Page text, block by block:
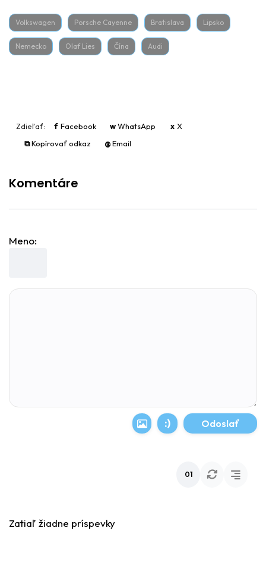
Volkswagen Porsche Cayenne Bratislava Lipsko
Nemecko Olaf Lies Čína Audi
Zdieľať: f Facebook wWhatsApp x X
⧉ Kopírovať odkaz @Email
Komentáre
Meno:
:)
01
Zatiaľ žiadne príspevky